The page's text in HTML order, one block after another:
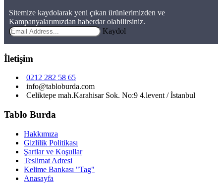
Sitemize kaydolarak yeni çıkan ürünlerimizden ve
Kampanyalarımızdan haberdar olabilirsiniz.
Kaydol
İletişim
0212 282 58 65
info@tabloburda.com
Celiktepe mah.Karahisar Sok. No:9 4.levent / İstanbul
Tablo Burda
Hakkımıza
Gizlilik Politikası
Şartlar ve Koşullar
Teslimat Adresi
Kelime Bankası "Tag"
Anasayfa